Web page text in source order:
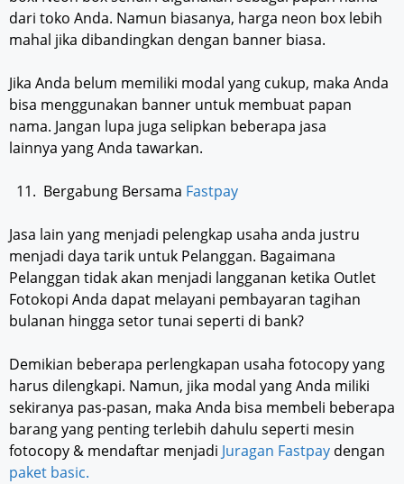
dari toko Anda. Namun biasanya, harga neon box lebih
mahal jika dibandingkan dengan banner biasa.
Jika Anda belum memiliki modal yang cukup, maka Anda
bisa menggunakan banner untuk membuat papan
nama. Jangan lupa juga selipkan beberapa jasa
lainnya yang Anda tawarkan.
11. Bergabung Bersama Fastpay
Jasa lain yang menjadi pelengkap usaha anda justru
menjadi daya tarik untuk Pelanggan. Bagaimana
Pelanggan tidak akan menjadi langganan ketika Outlet
Fotokopi Anda dapat melayani pembayaran tagihan
bulanan hingga setor tunai seperti di bank?
Demikian beberapa perlengkapan usaha fotocopy yang
harus dilengkapi. Namun, jika modal yang Anda miliki
sekiranya pas-pasan, maka Anda bisa membeli beberapa
barang yang penting terlebih dahulu seperti mesin
fotocopy & mendaftar menjadi Juragan Fastpay dengan
paket basic.